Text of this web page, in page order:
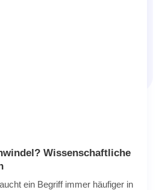
Wissenschaftliche
ein Begriff immer häufiger in